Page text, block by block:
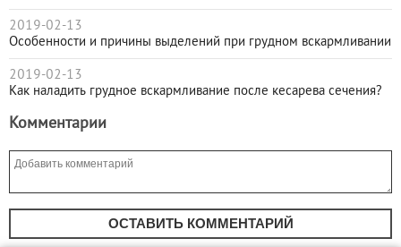
2019-02-13
Особенности и причины выделений при грудном вскармливании
2019-02-13
Как наладить грудное вскармливание после кесарева сечения?
Комментарии
ОСТАВИТЬ КОММЕНТАРИЙ